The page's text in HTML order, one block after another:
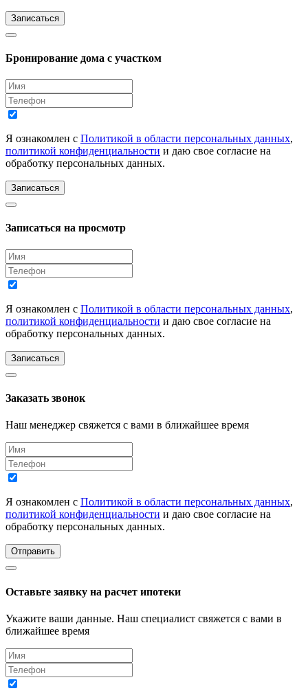
Записаться
Бронирование дома с участком
Я ознакомлен с Политикой в области персональных данных,
политикой конфиденциальности и даю свое согласие на
обработку персональных данных.
Записаться
Записаться на просмотр
Я ознакомлен с Политикой в области персональных данных,
политикой конфиденциальности и даю свое согласие на
обработку персональных данных.
Записаться
Заказать звонок
Наш менеджер свяжется с вами в ближайшее время
Я ознакомлен с Политикой в области персональных данных,
политикой конфиденциальности и даю свое согласие на
обработку персональных данных.
Отправить
Оставьте заявку на расчет ипотеки
Укажите ваши данные. Наш специалист свяжется с вами в
ближайшее время